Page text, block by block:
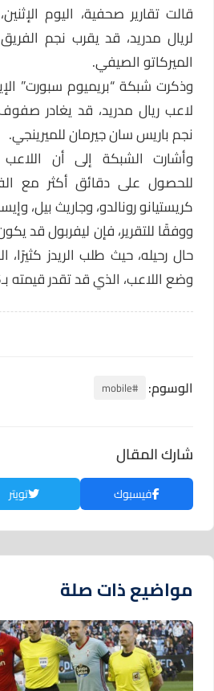
قالت تقارير صحفية، اليوم
لريال مدريد، قد يقرب نجم الفريق
الميركاتو الصيفي.
وذكرت شبكة “بريميوم سبورت”
لاعب ريال مدريد، قد يغادر صفوف
نجم باريس سان جيرمان للميرينجي.
وأشارت الشبكة إلى أن اللاعب
للحصول على دقائق أكثر مع
كريستيانو رونالدو، وجاريث بيل، وإيسكو.
ووفقًا للتقرير، فإن ليفربول قد
حال رحيله، حيث طلب الريدز كثيرًا،
وضع اللاعب، الذي قد تقدر قيمته بـ75 مليون يورو.
الوسوم: #mobile
شارك المقال
فيسبوك تويتر
مواضيع ذات صلة